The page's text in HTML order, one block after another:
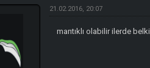
21.02.2016, 20:07
mantıklı olabilir ilerde belki